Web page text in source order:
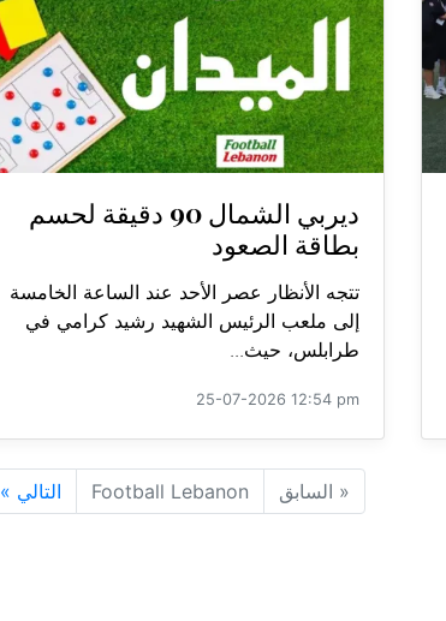
ديربي الشمال 90 دقيقة لحسم
بطاقة الصعود
تتجه الأنظار عصر الأحد عند الساعة الخامسة
إلى ملعب الرئيس الشهيد رشيد كرامي في
طرابلس، حيث...
25-07-2026 12:54 pm
« السابق Football Lebanon التالي »